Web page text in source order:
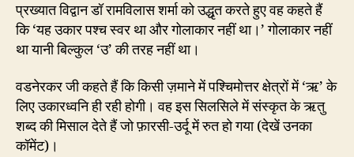
प्रख्यात विद्वान डॉ रामविलास शर्मा को उद्धृत करते हुए वह कहते हैं
कि ‘यह उकार पश्च स्वर था और गोलाकार नहीं था।’ गोलाकार नहीं
था यानी बिल्कुल ‘उ’ की तरह नहीं था।
वडनेरकर जी कहते हैं कि किसी ज़माने में पश्चिमोत्तर क्षेत्रों में ‘ऋ’ के
लिए उकारध्वनि ही रही होगी। वह इस सिलसिले में संस्कृत के ऋतु
शब्द की मिसाल देते हैं जो फ़ारसी-उर्दू में रुत हो गया (देखें उनका
कॉमेंट)।